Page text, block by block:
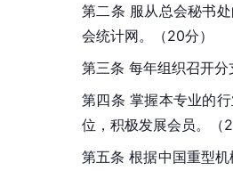
第二条 服从总会秘书
会统计网。（20分）
第三条 每年组织召开
第四条 掌握本专业的
位，积极发展会员。（
第五条 根据中国重型